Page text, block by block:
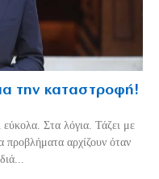
την καταστροφή!
Στα λόγια. Τάζει με
προβλήματα αρχίζουν όταν